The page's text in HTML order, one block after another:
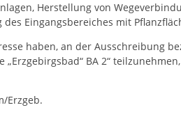
Herstellung von
des Eingangsbereiches mit
haben, an der Ausschreibung
„Erzgebirgsbad“ BA 2“
Erzgeb.